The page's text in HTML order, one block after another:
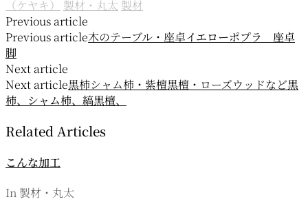
（ケヤキ）
製材・丸太 製材
投
稿
ナ
ビ
ゲ
ー
シ
ョ
Previous article
Previous article木のテーブル・座卓イエローポプラ 座卓
脚
Next article
Next article黒柿シャム柿・紫檀黒檀・ローズウッドなど黒
柿、シャム柿、縞黒檀、
Related Articles
こんな加工
In 製材・丸太